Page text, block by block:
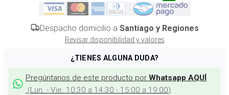
Despacho domicilio a Santiago y Regiones
Revisar disponibilidad y valores
¿TIENES ALGUNA DUDA?
Pregúntanos de este producto por Whatsapp AQUÍ
(Lun. - Vie. 10:30 a 14:30 - 15:00 a 19:00)